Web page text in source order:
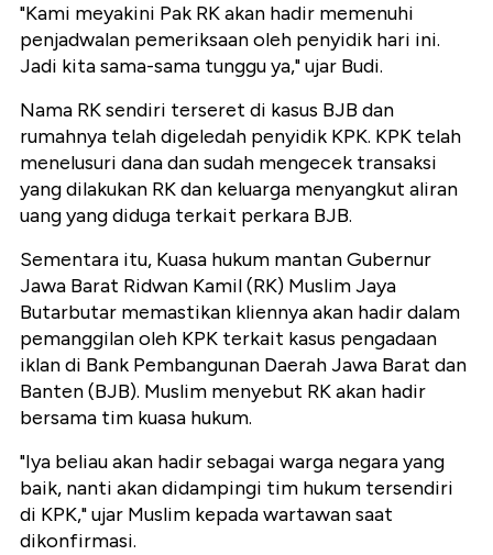
"Kami meyakini Pak RK akan hadir memenuhi
penjadwalan pemeriksaan oleh penyidik hari ini.
Jadi kita sama-sama tunggu ya," ujar Budi.
Nama RK sendiri terseret di kasus BJB dan
rumahnya telah digeledah penyidik KPK. KPK telah
menelusuri dana dan sudah mengecek transaksi
yang dilakukan RK dan keluarga menyangkut aliran
uang yang diduga terkait perkara BJB.
Sementara itu, Kuasa hukum mantan Gubernur
Jawa Barat Ridwan Kamil (RK) Muslim Jaya
Butarbutar memastikan kliennya akan hadir dalam
pemanggilan oleh KPK terkait kasus pengadaan
iklan di Bank Pembangunan Daerah Jawa Barat dan
Banten (BJB). Muslim menyebut RK akan hadir
bersama tim kuasa hukum.
"Iya beliau akan hadir sebagai warga negara yang
baik, nanti akan didampingi tim hukum tersendiri
di KPK," ujar Muslim kepada wartawan saat
dikonfirmasi.